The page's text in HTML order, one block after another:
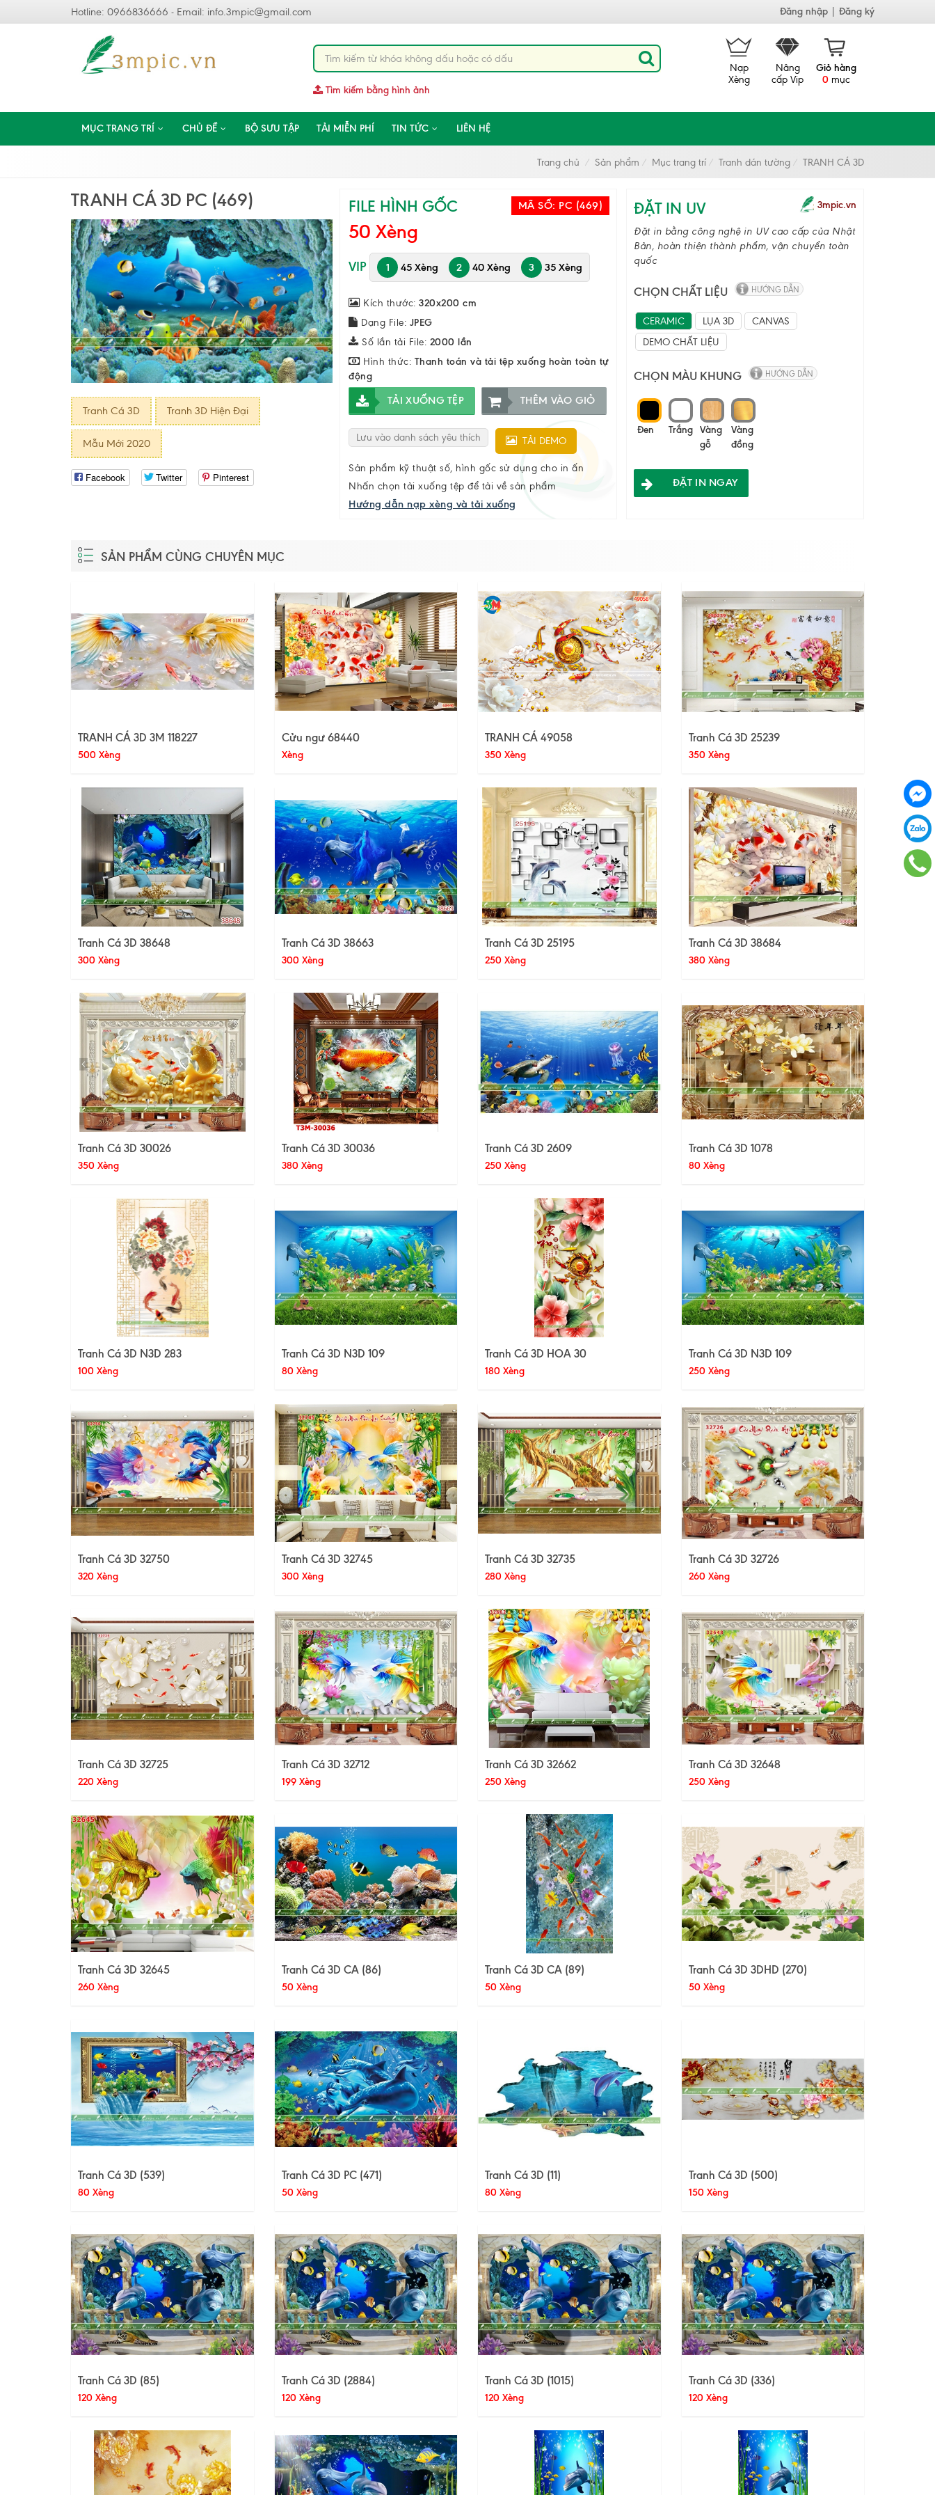
Hotline: 0966836666 - Email: info.3mpic@gmail.com Đăng nhập Đăng ký
Tìm kiếm bằng hình ảnh
Giỏ hàng
0 mục
Nâng
cấp Vip
Nạp
Xèng
MỤC TRANG TRÍ CHỦ ĐỀ BỘ SƯU TẬP TẢI MIỄN PHÍ TIN TỨC LIÊN HỆ
Trang chủ Sản phẩm Mục trang trí Tranh dán tường TRANH CÁ 3D
TRANH CÁ 3D PC (469)
Tranh Cá 3D Tranh 3D Hiện Đại
Mẫu Mới 2020
Facebook Twitter Pinterest
FILE HÌNH GỐC MÃ SỐ: PC (469)
50 Xèng
VIP 1 45 Xèng 2 40 Xèng 3 35 Xèng
Kích thước:320x200 cm
Dạng File: JPEG
Số lần tải File: 2000 lần
Hình thức: Thanh toán và tải tệp xuống hoàn toàn tự
động
TẢI XUỐNG TỆP THÊM VÀO GIỎ
Lưu vào danh sách yêu thích TẢI DEMO
Sản phẩm kỹ thuật số, hình gốc sử dụng cho in ấn
Nhấn chọn tải xuống tệp để tải về sản phẩm
Hướng dẫn nạp xèng và tải xuống
ĐẶT IN UV 3mpic.vn
Đặt in bằng công nghệ in UV cao cấp của Nhật
Bản, hoàn thiện thành phẩm, vận chuyển toàn
quốc
CHỌN CHẤT LIỆU HƯỚNG DẪN
CERAMIC LỤA 3D
CANVAS
DEMO CHẤT LIỆU
CHỌN MÀU KHUNG HƯỚNG DẪN
Đen Trắng Vàng
gỗ
Vàng
đồng
ĐẶT IN NGAY
SẢN PHẨM CÙNG CHUYÊN MỤC
TRANH CÁ 3D 3M 118227
500 Xèng
Cửu ngư 68440
Xèng
TRANH CÁ 49058
350 Xèng
Tranh Cá 3D 25239
350 Xèng
Tranh Cá 3D 38648
300 Xèng
Tranh Cá 3D 38663
300 Xèng
Tranh Cá 3D 25195
250 Xèng
Tranh Cá 3D 38684
380 Xèng
Tranh Cá 3D 30026
350 Xèng
Tranh Cá 3D 30036
380 Xèng
Tranh Cá 3D 2609
250 Xèng
Tranh Cá 3D 1078
80 Xèng
Tranh Cá 3D N3D 283
100 Xèng
Tranh Cá 3D N3D 109
80 Xèng
Tranh Cá 3D HOA 30
180 Xèng
Tranh Cá 3D N3D 109
250 Xèng
Tranh Cá 3D 32750
320 Xèng
Tranh Cá 3D 32745
300 Xèng
Tranh Cá 3D 32735
280 Xèng
Tranh Cá 3D 32726
260 Xèng
Tranh Cá 3D 32725
220 Xèng
Tranh Cá 3D 32712
199 Xèng
Tranh Cá 3D 32662
250 Xèng
Tranh Cá 3D 32648
250 Xèng
Tranh Cá 3D 32645
260 Xèng
Tranh Cá 3D CA (86)
50 Xèng
Tranh Cá 3D CA (89)
50 Xèng
Tranh Cá 3D 3DHD (270)
50 Xèng
Tranh Cá 3D (539)
80 Xèng
Tranh Cá 3D PC (471)
50 Xèng
Tranh Cá 3D (11)
80 Xèng
Tranh Cá 3D (500)
150 Xèng
Tranh Cá 3D (85)
120 Xèng
Tranh Cá 3D (2884)
120 Xèng
Tranh Cá 3D (1015)
120 Xèng
Tranh Cá 3D (336)
120 Xèng